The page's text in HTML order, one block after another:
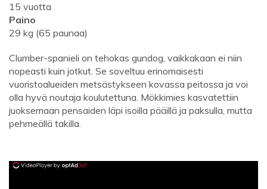
15 vuotta
Paino
29 kg (65 paunaa)
Clumber-spanieli on tehokas gundog, vaikkakaan ei niin
nopeasti kuin jotkut. Se soveltuu erinomaisesti
vuoristoalueiden metsästykseen kovassa peitossa ja voi
olla hyvä noutaja koulutettuna. Mökkimies kasvatettiin
juoksemaan pensaiden läpi isoilla pääillä ja paksulla, mutta
pehmeällä takilla.